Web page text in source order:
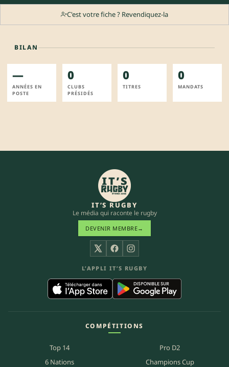
C'est votre fiche ? Revendiquez-la
BILAN
—
ANNÉES EN
POSTE
0
CLUBS
PRÉSIDÉS
0
TITRES
0
MANDATS
IT’S RUGBY
Le média qui raconte le rugby
DEVENIR MEMBRE→
X FacebookInstagram
L’APPLI IT’S RUGBY
COMPÉTITIONS
Top 14
Pro D2
6 Nations
Champions Cup